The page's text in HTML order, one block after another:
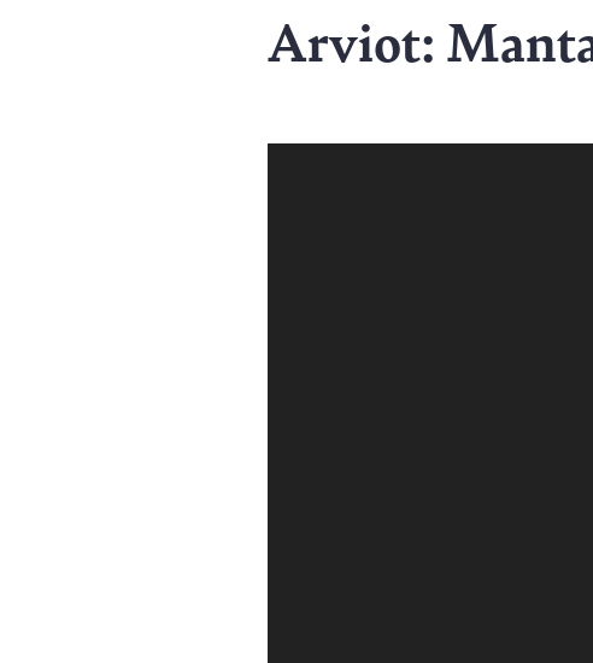
Arviot: